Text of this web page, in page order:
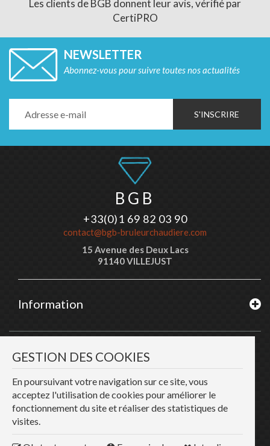
Les clients de BGB donnent leur avis, vérifié par
CertiPRO
NEWSLETTER
Abonnez-vous pour suivre toutes nos actualités
S'INSCRIRE
BGB
+33(0)1 69 82 03 90
contact@bgb-bruleurchaudiere.com
15 Avenue des Deux Lacs
91140 VILLEJUST
Information
Cette entreprise adhère au réseau des meilleurs professionnels
de France
GESTION DES COOKIES
En poursuivant votre navigation sur ce site, vous
acceptez l'utilisation de cookies pour améliorer le
fonctionnement du site et réaliser des statistiques de
visites.